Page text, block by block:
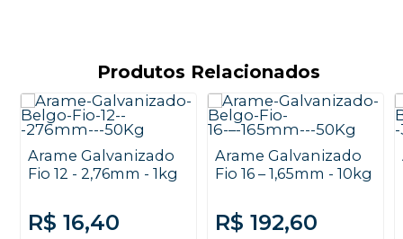
Produtos Relacionados
Arame Galvanizado
Fio 12 - 2,76mm - 1kg
R$ 16,40
Arame Galvanizado
Fio 16 – 1,65mm - 10kg
R$ 192,60